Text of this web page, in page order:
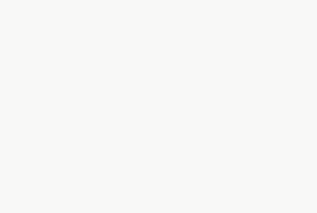
Отож, на своїй сторінці
відпочинку. На одному з
Телеведуча Леся Нікітюк